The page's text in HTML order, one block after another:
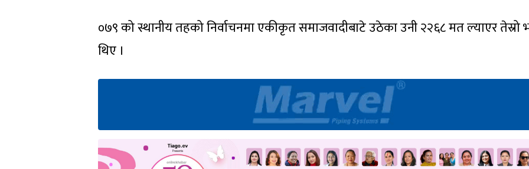
०७९ को स्थानीय तहको निर्वाचनमा एकीकृत समाजवादीबाटे उठेका उनी २२६८ मत ल्याएर तेस्रो
थिए ।